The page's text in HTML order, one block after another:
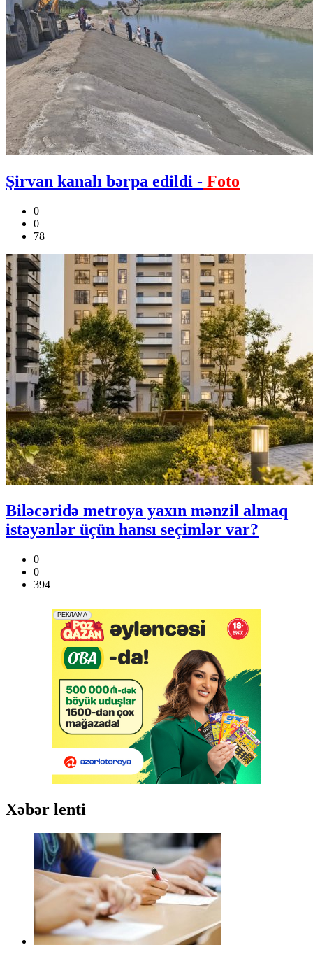
Şirvan kanalı bərpa edildi - Foto
0
0
78
Biləcəridə metroya yaxın mənzil almaq
istəyənlər üçün hansı seçimlər var?
0
0
394
Xəbər lenti